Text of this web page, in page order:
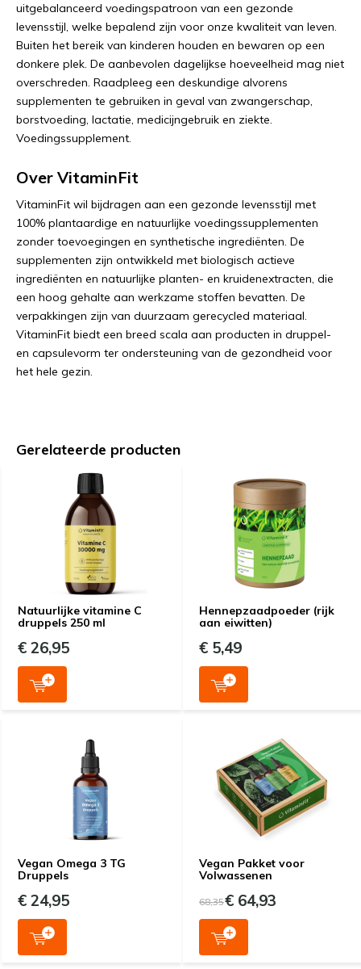
uitgebalanceerd voedingspatroon van een gezonde
levensstijl, welke bepalend zijn voor onze kwaliteit van leven.
Buiten het bereik van kinderen houden en bewaren op een
donkere plek. De aanbevolen dagelijkse hoeveelheid mag niet
overschreden. Raadpleeg een deskundige alvorens
supplementen te gebruiken in geval van zwangerschap,
borstvoeding, lactatie, medicijngebruik en ziekte.
Voedingssupplement.
Over VitaminFit
VitaminFit wil bijdragen aan een gezonde levensstijl met
100% plantaardige en natuurlijke voedingssupplementen
zonder toevoegingen en synthetische ingrediënten. De
supplementen zijn ontwikkeld met biologisch actieve
ingrediënten en natuurlijke planten- en kruidenextracten, die
een hoog gehalte aan werkzame stoffen bevatten. De
verpakkingen zijn van duurzaam gerecycled materiaal.
VitaminFit biedt een breed scala aan producten in druppel-
en capsulevorm ter ondersteuning van de gezondheid voor
het hele gezin.
Gerelateerde producten
Natuurlijke vitamine C
druppels 250 ml
€ 26,95
Hennepzaadpoeder (rijk
aan eiwitten)
€ 5,49
Vegan Omega 3 TG
Druppels
€ 24,95
Vegan Pakket voor
Volwassenen
68,35€ 64,93